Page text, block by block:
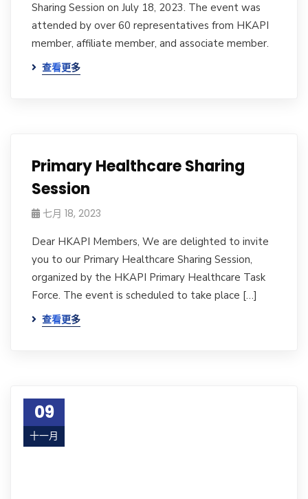
Sharing Session on July 18, 2023. The event was
attended by over 60 representatives from HKAPI
member, affiliate member, and associate member.
查看更多
Primary Healthcare Sharing
Session
七月 18, 2023
Dear HKAPI Members, We are delighted to invite
you to our Primary Healthcare Sharing Session,
organized by the HKAPI Primary Healthcare Task
Force. The event is scheduled to take place […]
查看更多
09
十一月